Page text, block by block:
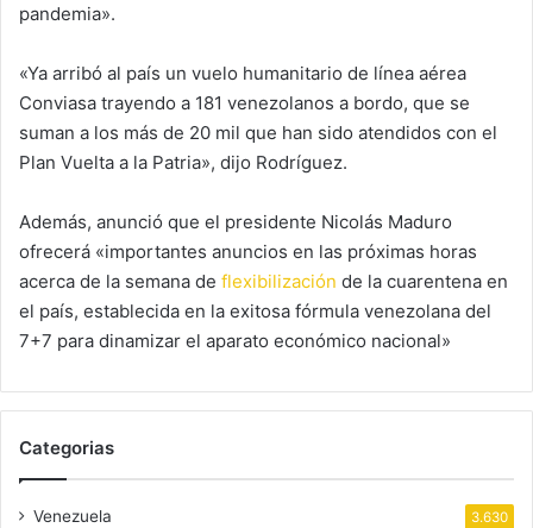
pandemia».
«Ya arribó al país un vuelo humanitario de línea aérea
Conviasa trayendo a 181 venezolanos a bordo, que se
suman a los más de 20 mil que han sido atendidos con el
Plan Vuelta a la Patria», dijo Rodríguez.
Además, anunció que el presidente Nicolás Maduro
ofrecerá «importantes anuncios en las próximas horas
acerca de la semana de flexibilización de la cuarentena en
el país, establecida en la exitosa fórmula venezolana del
7+7 para dinamizar el aparato económico nacional»
Categorias
Venezuela 3.630